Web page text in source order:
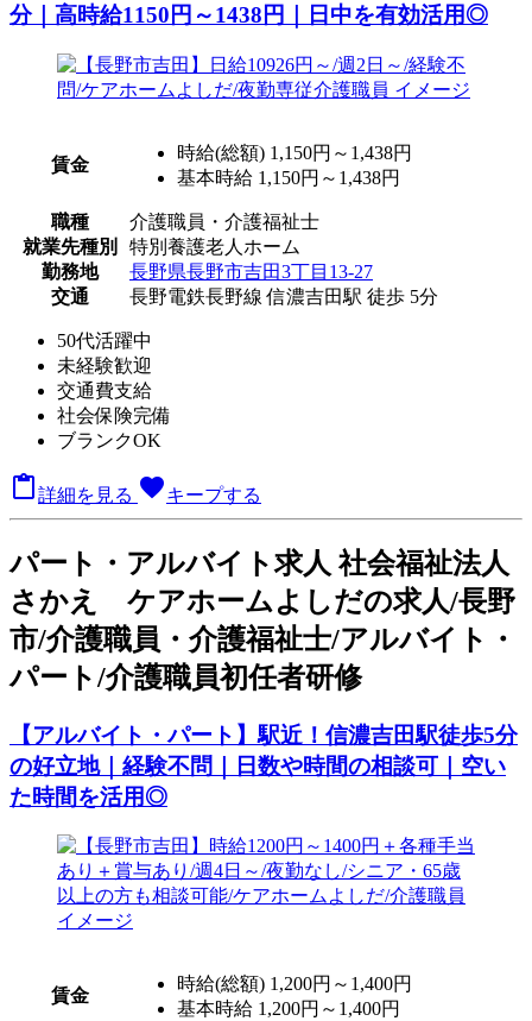
分｜高時給1150円～1438円｜日中を有効活用◎
賃金
時給(総額) 1,150円～1,438円
基本時給 1,150円～1,438円
職種
介護職員・介護福祉士
就業先種別
特別養護老人ホーム
勤務地
長野県長野市吉田3丁目13-27
交通
長野電鉄長野線 信濃吉田駅 徒歩 5分
50代活躍中
未経験歓迎
交通費支給
社会保険完備
ブランクOK
詳細を見る favoriteキープする
パート ・アルバイト求人 社会福祉法人
さかえ ケアホームよしだの求人/長野
市/介護職員・介護福祉士/アルバイト・
パート/介護職員初任者研修
【アルバイト・パート】駅近！信濃吉田駅徒歩5分
の好立地｜経験不問｜日数や時間の相談可｜空い
た時間を活用◎
賃金
時給(総額) 1,200円～1,400円
基本時給 1,200円～1,400円